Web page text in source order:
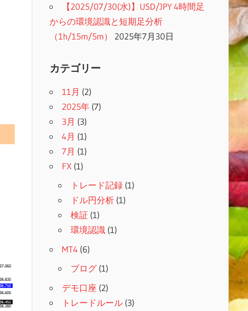
【2025/07/30(水)】USD/JPY 4時間足
からの環境認識と短期足分析
（1h/15m/5m）
2025年7月30日
カテゴリー
11月 (2)
2025年(7)
3月 (3)
4月 (1)
7月 (1)
FX(1)
トレード記録(1)
ドル円分析(1)
検証 (1)
環境認識(1)
MT4(6)
ブログ(1)
デモ口座 (2)
トレードルール(3)